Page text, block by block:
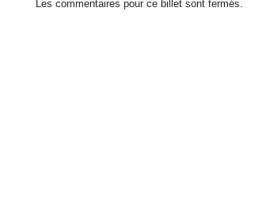
Les commentaires pour ce billet sont fermés.